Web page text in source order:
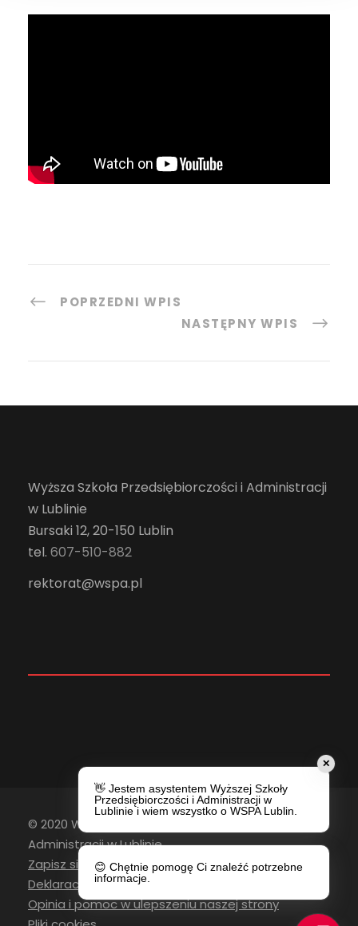
POPRZEDNI WPIS
NASTĘPNY WPIS
Wyższa Szkoła Przedsiębiorczości i Administracji
w Lublinie
Bursaki 12, 20-150 Lublin
tel. 607-510-882
rektorat@wspa.pl
© 2020 Wyższa Szkoła Przedsiębiorczości i
Administracji w Lublinie
Zapisz się do newslettera
Deklaracja Dostępności
Opinia i pomoc w ulepszeniu naszej strony
✕
👋 Jestem asystentem Wyższej Szkoły
Przedsiębiorczości i Administracji w
Lublinie i wiem wszystko o WSPA Lublin.
😊 Chętnie pomogę Ci znaleźć potrzebne
informacje.